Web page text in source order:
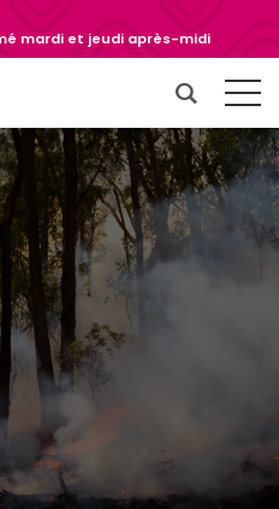
mardi et jeudi après-midi